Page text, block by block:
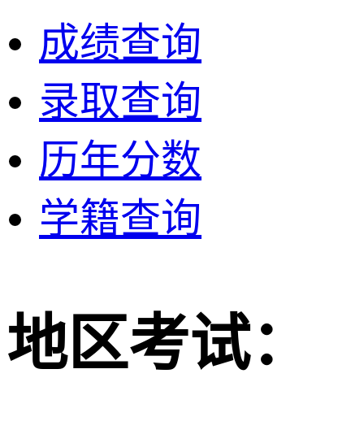
成绩查询
录取查询
历年分数
学籍查询
地区考试：